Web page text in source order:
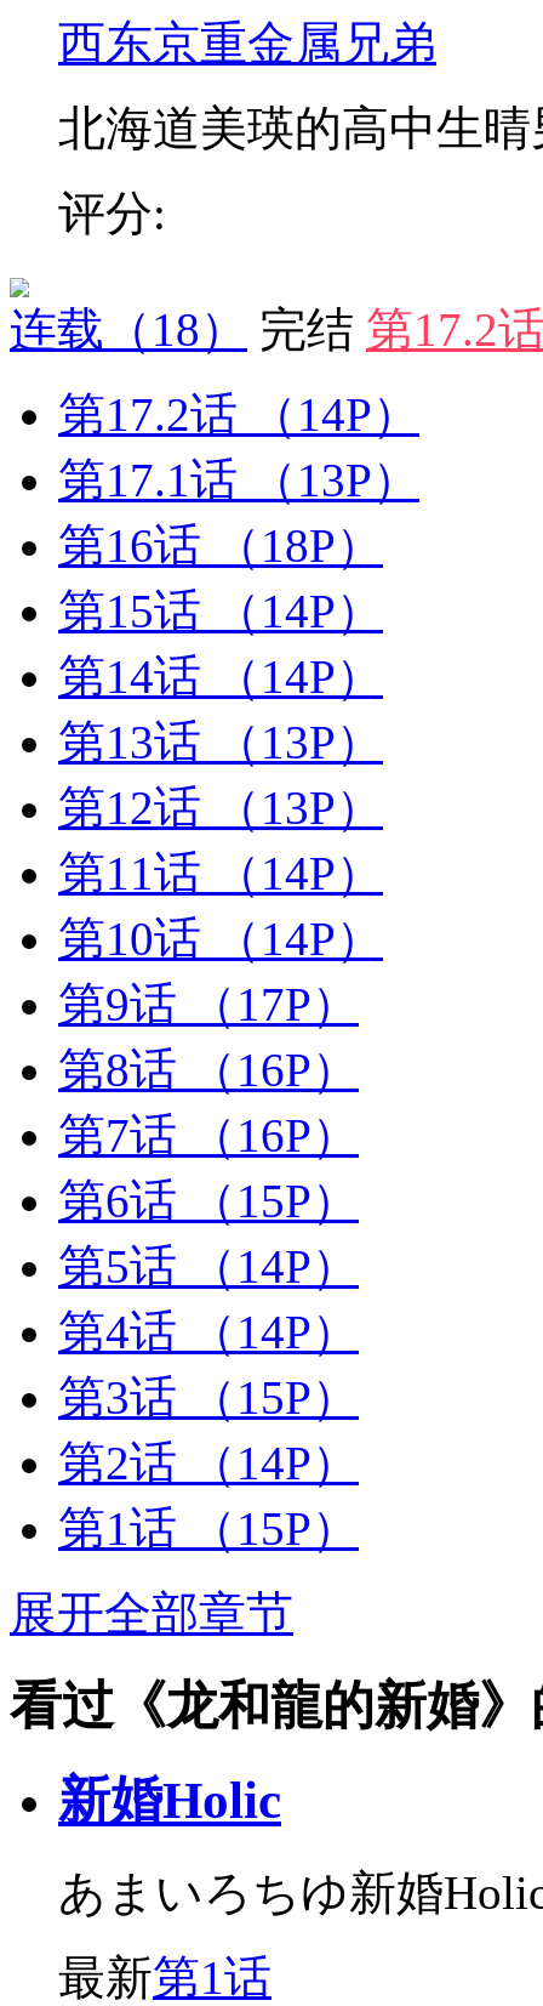
西东京重金属兄弟
北海道美瑛的高中生晴
评分:
连载 （18） 完结 第17.2
第17.2话
（14P）
第17.1话
（13P）
第16话
（18P）
第15话
（14P）
第14话
（14P）
第13话
（13P）
第12话
（13P）
第11话
（14P）
第10话
（14P）
第9话
（17P）
第8话
（16P）
第7话
（16P）
第6话
（15P）
第5话
（14P）
第4话
（14P）
第3话
（15P）
第2话
（14P）
第1话
（15P）
展开全部章节
看过《龙和龍的新婚
新婚Holic
あまいろちゆ新婚
最新第1话